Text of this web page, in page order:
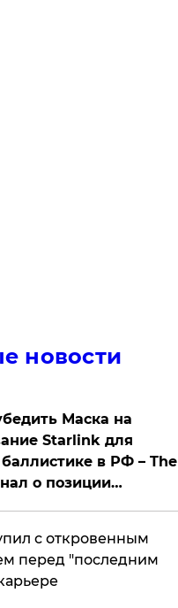
новости
Маска на
Starlink для
в РФ – The
о позиции
с откровенным
перед "последним